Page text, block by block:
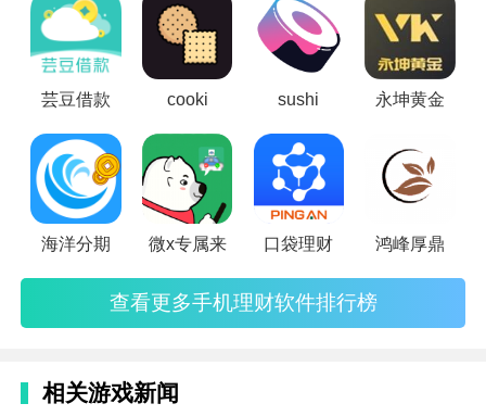
适本人的。
软件特色
1、支持多种分期付款方式，最长可分12期，缓解你的
付款压力。
2、提供便利 在线
借贷入口，悄悄松松的处置各种周转
资金压力。
3、借贷在线申请，网上直接办理放贷，大额、小额贷
款都能拿下。
用户测评
在那样的生态环境保护下大家还可以将简易的工作中变
app。
芸豆借款 cooki sushi 永坤黄金
海洋分期 微x专属来 口袋理财 鸿峰厚鼎
查看更多手机理财软件排行榜
相关游戏新闻